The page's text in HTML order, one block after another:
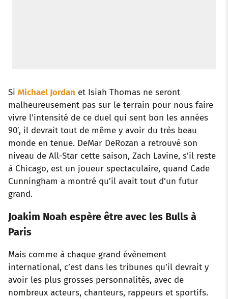
Si Michael Jordan et Isiah Thomas ne seront
malheureusement pas sur le terrain pour nous faire
vivre l’intensité de ce duel qui sent bon les années
90′, il devrait tout de même y avoir du très beau
monde en tenue. DeMar DeRozan a retrouvé son
niveau de All-Star cette saison, Zach Lavine, s’il reste
à Chicago, est un joueur spectaculaire, quand Cade
Cunningham a montré qu’il avait tout d’un futur
grand.
Joakim Noah espère être avec les Bulls à
Paris
Mais comme à chaque grand évènement
international, c’est dans les tribunes qu’il devrait y
avoir les plus grosses personnalités, avec de
nombreux acteurs, chanteurs, rappeurs et sportifs.